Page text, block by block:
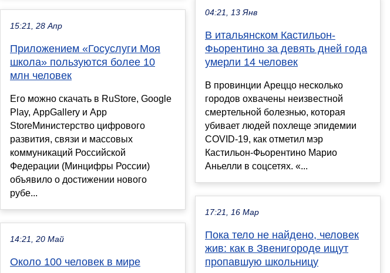
15:21, 28 Апр
Приложением «Госуслуги Моя
школа» пользуются более 10
млн человек
Его можно скачать в RuStore, Google
Play, AppGallery и App
StoreМинистерство цифрового
развития, связи и массовых
коммуникаций Российской
Федерации (Минцифры России)
объявило о достижении нового
рубе...
14:21, 20 Май
Около 100 человек в мире
04:21, 13 Янв
В итальянском Кастильон-
Фьорентино за девять дней года
умерли 14 человек
В провинции Ареццо несколько
городов охвачены неизвестной
смертельной болезнью, которая
убивает людей похлеще эпидемии
COVID-19, как отметил мэр
Кастильон-Фьорентино Марио
Аньелли в соцсетях. «...
17:21, 16 Мар
Пока тело не найдено, человек
жив: как в Звенигороде ищут
пропавшую школьницу